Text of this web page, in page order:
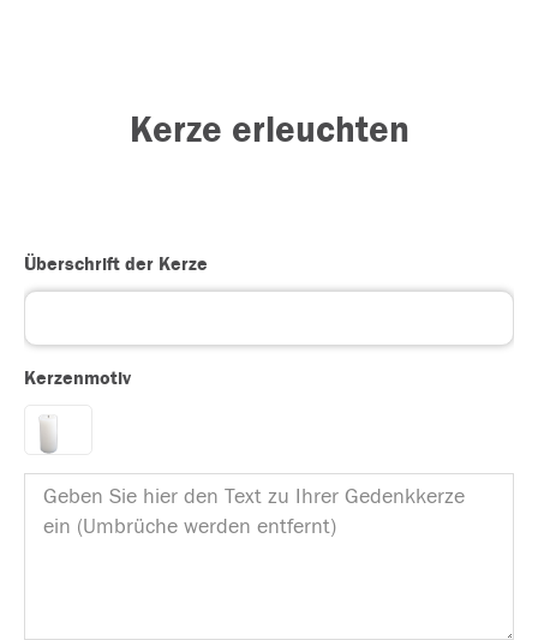
Kerze erleuchten
Überschrift der Kerze
Kerzenmotiv